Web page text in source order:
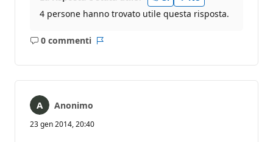
4 persone hanno trovato utile questa risposta.
0 commenti
Nessun
Anonimo
23 gen 2014, 20:40